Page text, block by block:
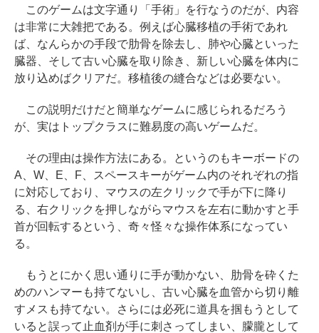
このゲームは文字通り「手術」を行なうのだが、内容
は非常に大雑把である。例えば心臓移植の手術であれ
ば、なんらかの手段で肋骨を除去し、肺や心臓といった
臓器、そして古い心臓を取り除き、新しい心臓を体内に
放り込めばクリアだ。移植後の縫合などは必要ない。
この説明だけだと簡単なゲームに感じられるだろう
が、実はトップクラスに難易度の高いゲームだ。
その理由は操作方法にある。というのもキーボードの
A、W、E、F、スペースキーがゲーム内のそれぞれの指
に対応しており、マウスの左クリックで手が下に降り
る、右クリックを押しながらマウスを左右に動かすと手
首が回転するという、奇々怪々な操作体系になってい
る。
もうとにかく思い通りに手が動かない、肋骨を砕くた
めのハンマーも持てないし、古い心臓を血管から切り離
すメスも持てない。さらには必死に道具を掴もうとして
いると誤って止血剤が手に刺さってしまい、朦朧として